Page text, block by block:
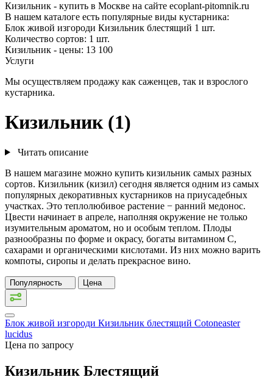
Кизильник - купить в Москве на сайте ecoplant-pitomnik.ru
В нашем каталоге есть популярные виды кустарника:
Блок живой изгороди Кизильник блестящий 1 шт.
Количество сортов: 1 шт.
Кизильник - цены: 13 100
Услуги
Мы осуществляем продажу как саженцев, так и взрослого
кустарника.
Кизильник (1)
Читать описание
В нашем магазине можно купить кизильник самых разных
сортов. Кизильник (кизил) сегодня является одним из самых
популярных декоративных кустарников на приусадебных
участках. Это теплолюбивое растение − ранний медонос.
Цвести начинает в апреле, наполняя окружение не только
изумительным ароматом, но и особым теплом. Плоды
разнообразны по форме и окрасу, богаты витамином C,
сахарами и органическими кислотами. Из них можно варить
компоты, сиропы и делать прекрасное вино.
Популярность Цена
Блок живой изгороди Кизильник блестящий Cotoneaster
lucidus
Цена по запросу
Кизильник Блестящий